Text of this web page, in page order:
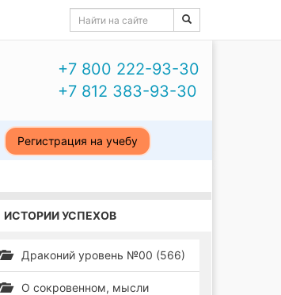
+7 800 222-93-30
+7 812 383-93-30
Регистрация на учебу
ИСТОРИИ УСПЕХОВ
Драконий уровень №00 (566)
О сокровенном, мысли